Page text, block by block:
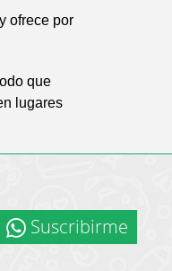
ofrece por
que
lugares
Suscribirme